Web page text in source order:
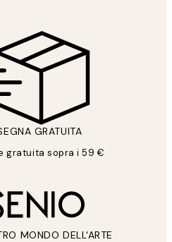
GRATUITA
gratuita sopra i 59 €
MONDO DELL'ARTE